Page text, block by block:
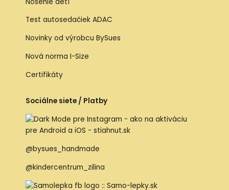
Test autosedačiek ADAC
Novinky od výrobcu BySues
Nová norma I-Size
Certifikáty
Sociálne siete / Platby
@bysues_handmade
@kindercentrum_zilina